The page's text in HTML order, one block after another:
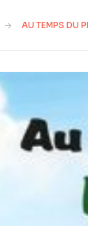
AU TEMPS DU